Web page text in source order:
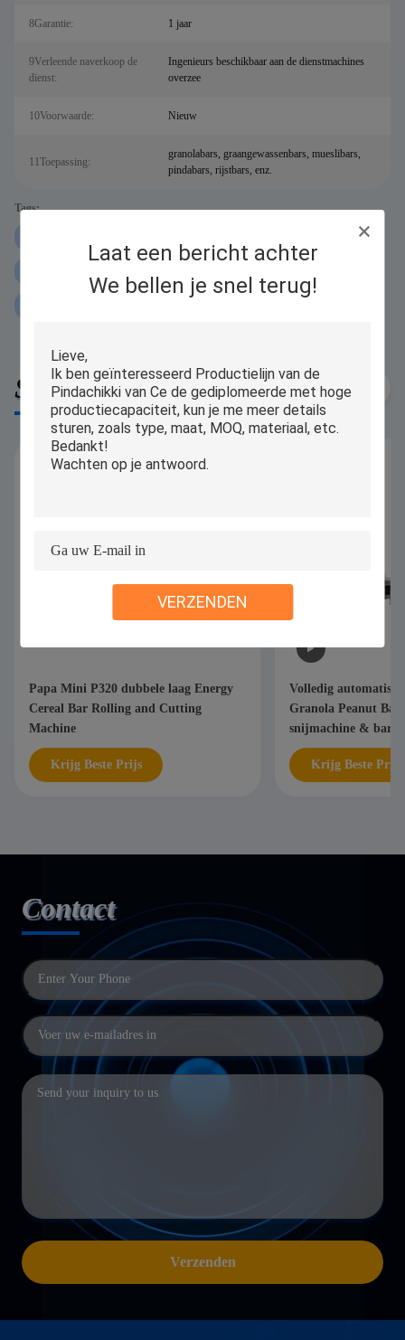
Laat een bericht achter
We bellen je snel terug!
VERZENDEN
8Garantie: 1 jaar
9Verleende naverkoop de
dienst:
Ingenieurs beschikbaar aan de dienstmachines
overzee
10Voorwaarde: Nieuw
11Toepassing:
granolabars, graangewassenbars, mueslibars,
pindabars, rijstbars, enz.
Tags:
Similar Products
Papa Mini P320 dubbele laag Energy
Cereal Bar Rolling and Cutting
Machine
Krijg Beste Prijs
Volledig
Granola Peanut
snijmachine & bar
& transportband
Krijg Beste Prijs
Contact
Verzenden